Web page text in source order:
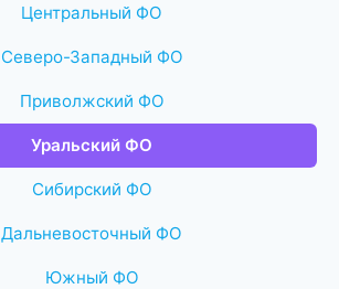
Центральный ФО
Северо-Западный ФО
Приволжский ФО
Уральский ФО
Сибирский ФО
Дальневосточный ФО
Южный ФО